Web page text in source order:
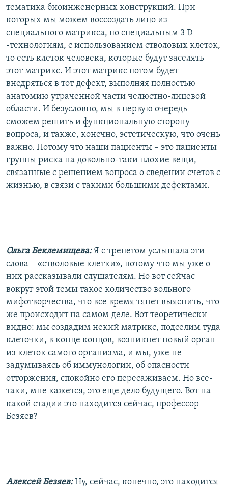
тематика биоинженерных конструкций. При
которых мы можем воссоздать лицо из
специального матрикса, по специальным 3 D
-технологиям, с использованием стволовых клеток,
то есть клеток человека, которые будут заселять
этот матрикс. И этот матрикс потом будет
внедряться в тот дефект, выполняя полностью
анатомию утраченной части челюстно-лицевой
области. И безусловно, мы в первую очередь
сможем решить и функциональную сторону
вопроса, и также, конечно, эстетическую, что очень
важно. Потому что наши пациенты – это пациенты
группы риска на довольно-таки плохие вещи,
связанные с решением вопроса о сведении счетов с
жизнью, в связи с такими большими дефектами.
Ольга Беклемищева:Я с трепетом услышала эти
слова – «стволовые клетки», потому что мы уже о
них рассказывали слушателям. Но вот сейчас
вокруг этой темы такое количество вольного
мифотворчества, что все время тянет выяснить, что
же происходит на самом деле. Вот теоретически
видно: мы создадим некий матрикс, подселим туда
клеточки, в конце концов, возникнет новый орган
из клеток самого организма, и мы, уже не
задумываясь об иммунологии, об опасности
отторжения, спокойно его пересаживаем. Но все-
таки, мне кажется, это еще дело будущего. Вот на
какой стадии это находится сейчас, профессор
Безяев?
Алексей Безяев:Ну, сейчас, конечно, это находится